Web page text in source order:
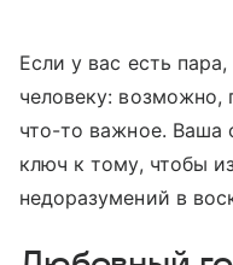
Если у вас есть
человеку: возможно,
что-то важное. Ваша
ключ к тому, чтобы
недоразумений в